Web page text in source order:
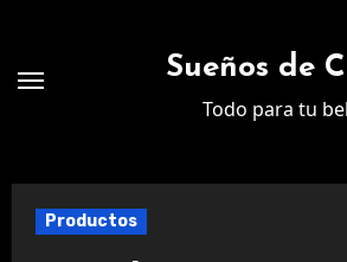
contenido
Sueños de
Todo para tu
Productos